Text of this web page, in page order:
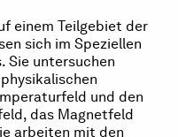
einem Teilgebiet der
sich im Speziellen
Sie untersuchen
und den
das Magnetfeld
arbeiten mit den